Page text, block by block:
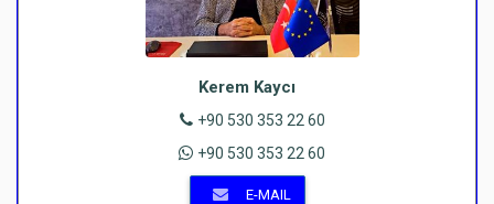
Kerem Kaycı
+90 530 353 22 60
+90 530 353 22 60
E-MAIL